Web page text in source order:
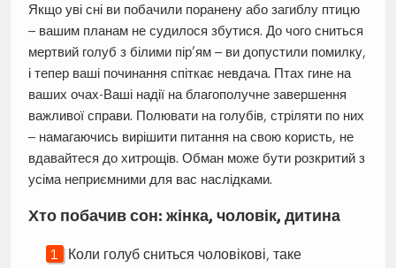
Якщо уві сні ви побачили поранену або загиблу птицю
– вашим планам не судилося збутися. До чого сниться
мертвий голуб з білими пір’ям – ви допустили помилку,
і тепер ваші починання спіткає невдача. Птах гине на
ваших очах-Ваші надії на благополучне завершення
важливої справи. Полювати на голубів, стріляти по них
– намагаючись вирішити питання на свою користь, не
вдавайтеся до хитрощів. Обман може бути розкритий з
усіма неприємними для вас наслідками.
Хто побачив сон: жінка, чоловік, дитина
Коли голуб сниться чоловікові, таке